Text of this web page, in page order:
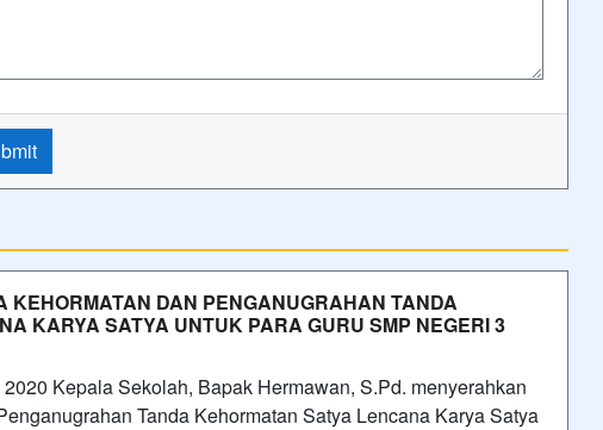
KEHORMATAN DAN PENGANUGRAHAN TANDA
KARYA SATYA UNTUK PARA GURU SMP NEGERI 3
Kepala Sekolah, Bapak Hermawan, S.Pd. menyerahkan
Tanda Kehormatan Satya Lencana Karya Satya